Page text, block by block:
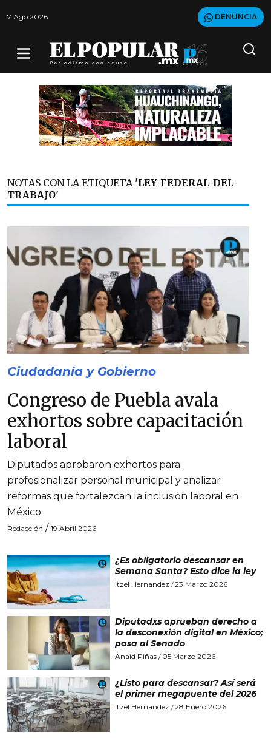
7 Ago 2026 DENUNCIA
NOTAS CON LA ETIQUETA 'LEY-FEDERAL-DEL-
TRABAJO'
Ciudadanía y Gobierno
Congreso de Puebla avala
exhortos sobre capacitación
laboral
Diputados aprobaron exhortos para
profesionalizar personal municipal y analizar
reformas que fortalezcan la inclusión laboral en
México
Redacción / 19 Abril 2026
¿Es obligatorio descansar en
Semana Santa? Esto dice la ley
Itzel Hernandez /23 Marzo 2026
Diputadxs aprueban derecho a
la desconexión digital en México;
pasa al Senado
Anaid Piñas/ 05 Marzo 2026
¿Listo para descansar? Así será
el primer megapuente del 2026
Itzel Hernandez /28 Enero 2026